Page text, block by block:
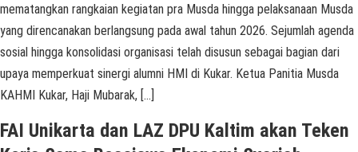
mematangkan rangkaian kegiatan pra Musda hingga pelaksanaan Musda
yang direncanakan berlangsung pada awal tahun 2026. Sejumlah agenda
sosial hingga konsolidasi organisasi telah disusun sebagai bagian dari
upaya memperkuat sinergi alumni HMI di Kukar. Ketua Panitia Musda
KAHMI Kukar, Haji Mubarak, […]
FAI Unikarta dan LAZ DPU Kaltim akan Teken